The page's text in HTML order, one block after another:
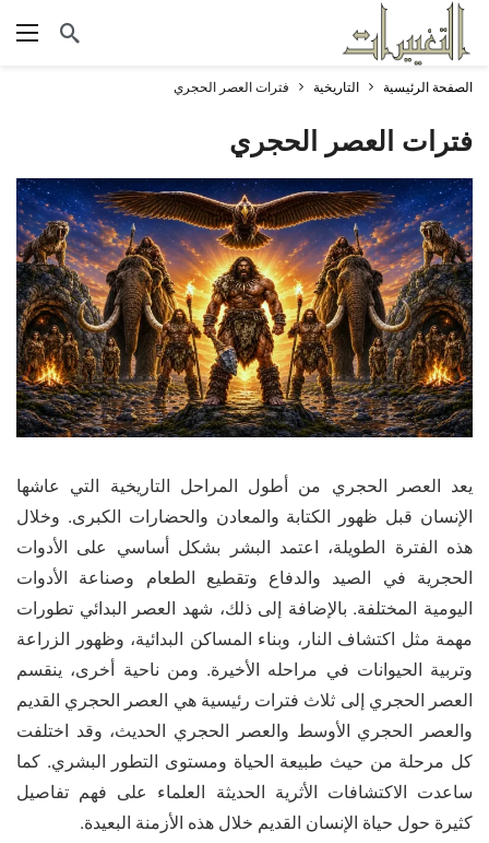
الصفحة الرئيسية التاريخية فترات العصر الحجري
فترات العصر الحجري
يعد العصر الحجري من أطول المراحل التاريخية التي عاشها
الإنسان قبل ظهور الكتابة والمعادن والحضارات الكبرى. وخلال
هذه الفترة الطويلة، اعتمد البشر بشكل أساسي على الأدوات
الحجرية في الصيد والدفاع وتقطيع الطعام وصناعة الأدوات
اليومية المختلفة. بالإضافة إلى ذلك، شهد العصر البدائي تطورات
مهمة مثل اكتشاف النار، وبناء المساكن البدائية، وظهور الزراعة
وتربية الحيوانات في مراحله الأخيرة. ومن ناحية أخرى، ينقسم
العصر الحجري إلى ثلاث فترات رئيسية هي العصر الحجري القديم
والعصر الحجري الأوسط والعصر الحجري الحديث، وقد اختلفت
كل مرحلة من حيث طبيعة الحياة ومستوى التطور البشري. كما
ساعدت الاكتشافات الأثرية الحديثة العلماء على فهم تفاصيل
كثيرة حول حياة الإنسان القديم خلال هذه الأزمنة البعيدة.